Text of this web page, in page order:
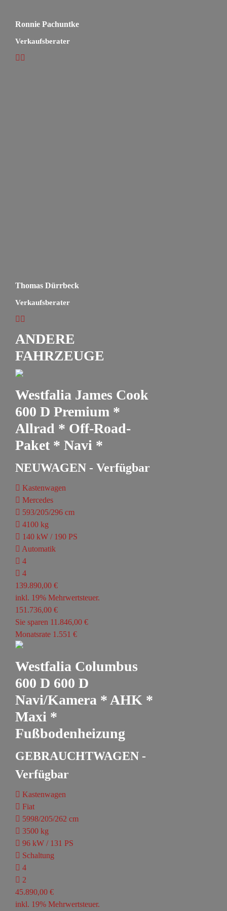
Ronnie Pachuntke
Verkaufsberater
Thomas Dürrbeck
Verkaufsberater
ANDERE
FAHRZEUGE
Westfalia James Cook
600 D Premium *
Allrad * Off-Road-
Paket * Navi *
NEUWAGEN - Verfügbar
Kastenwagen
Mercedes
593/205/296 cm
4100 kg
140 kW / 190 PS
Automatik
4
4
139.890,00 €
inkl. 19% Mehrwertsteuer.
151.736,00 €
Sie sparen 11.846,00 €
Monatsrate 1.551 €
Westfalia Columbus
600 D 600 D
Navi/Kamera * AHK *
Maxi *
Fußbodenheizung
GEBRAUCHTWAGEN -
Verfügbar
Kastenwagen
Fiat
5998/205/262 cm
3500 kg
96 kW / 131 PS
Schaltung
4
2
45.890,00 €
inkl. 19% Mehrwertsteuer.